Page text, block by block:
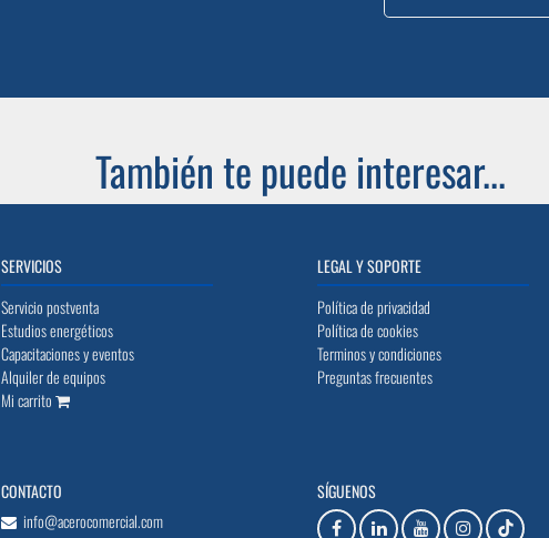
También te puede interesar...
SERVICIOS
Servicio postventa
Estudios energéticos
Capacitaciones y eventos
Alquiler de equipos
Mi carrito
LEGAL Y SOPORTE
Política de privacidad
Política de cookies
Terminos y condiciones
Preguntas frecuentes
CONTACTO
info@acerocomercial.com
SÍGUENOS